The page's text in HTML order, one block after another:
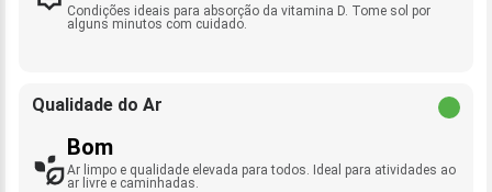
Condições ideais para absorção da vitamina D. Tome sol por
alguns minutos com cuidado.
Qualidade do Ar
Bom
Ar limpo e qualidade elevada para todos. Ideal para atividades ao
ar livre e caminhadas.